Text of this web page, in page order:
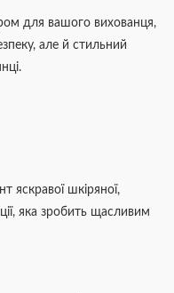
для вашого вихованця,
але й стильний
яскравої шкіряної,
яка зробить щасливим